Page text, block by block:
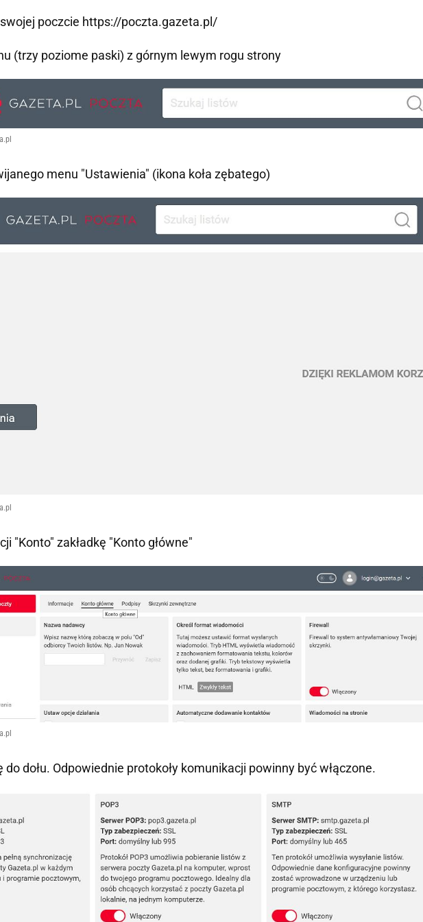
poczcie https://poczta.gazeta.pl/
(trzy poziome paski) z górnym lewym rogu strony
menu "Ustawienia" (ikona koła zębatego)
"Konto" zakładkę "Konto główne"
do dołu. Odpowiednie protokoły komunikacji powinny być włączone.